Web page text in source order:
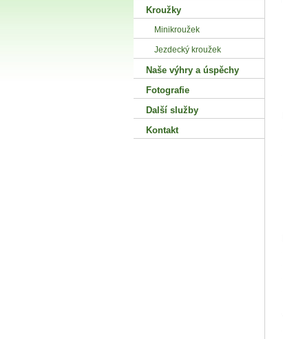
Kroužky
Minikroužek
Jezdecký kroužek
Naše výhry a úspěchy
Fotografie
Další služby
Kontakt